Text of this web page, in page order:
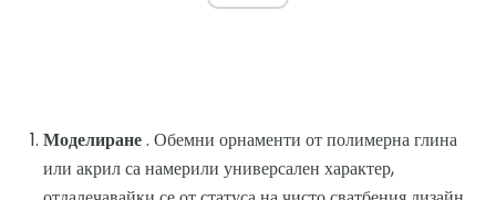
Моделиране. Обемни орнаменти от полимерна глина
или акрил са намерили универсален характер,